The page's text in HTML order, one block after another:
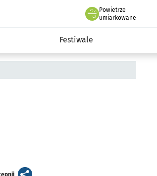
Powietrze
we Wrocławiu
umiarkowane
Festiwale
artykuł